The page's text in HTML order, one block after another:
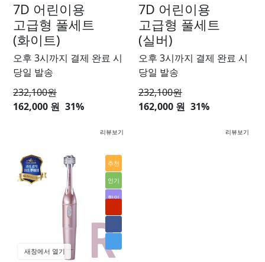
7D 어린이용
고급형 풀세트
(화이트)
오후 3시까지 결제 완료 시
당일 발송
232,100원
162,000 원 31%
리뷰보기
7D 어린이용
고급형 풀세트
(실버)
오후 3시까지 결제 완료 시
당일 발송
232,100원
162,000 원 31%
리뷰보기
추천
인기
할인
새창에서 열기